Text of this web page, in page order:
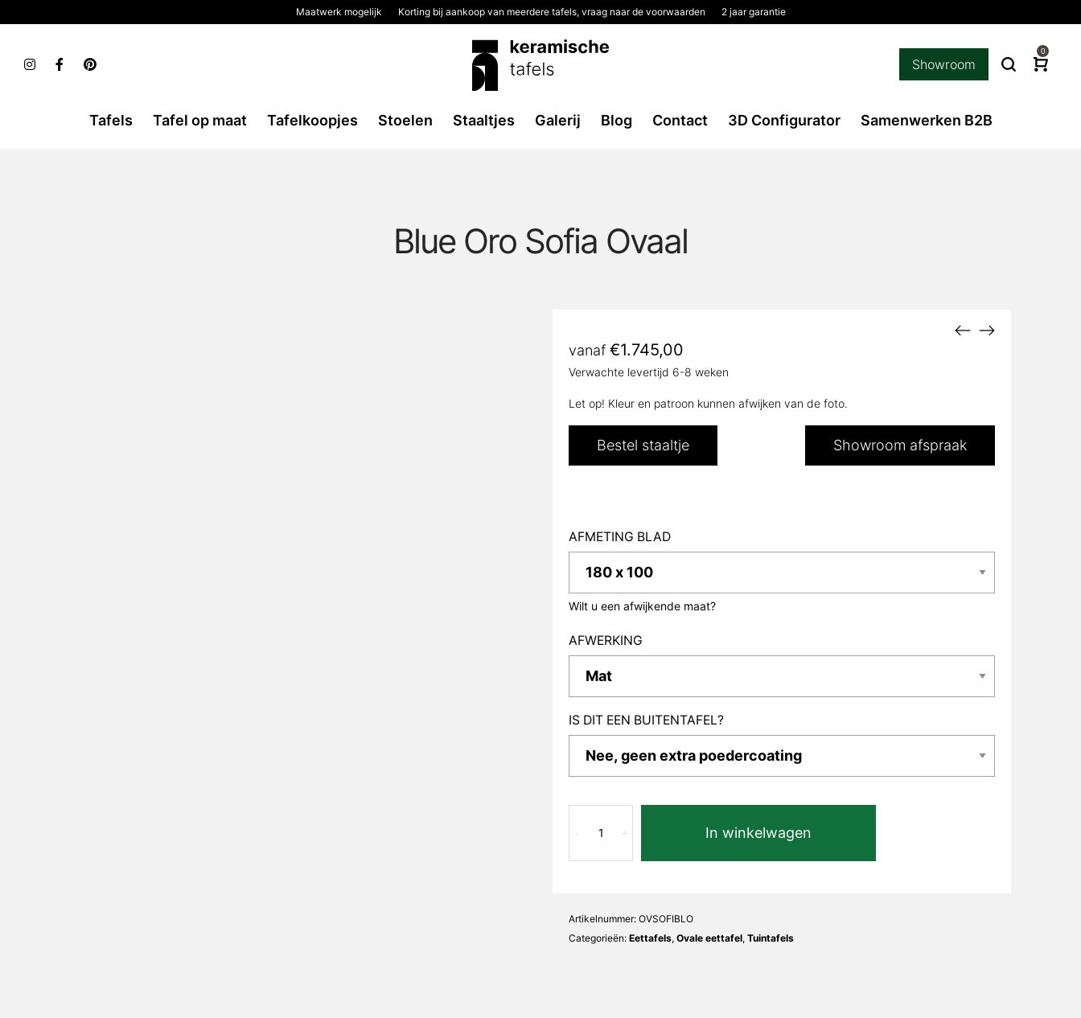
Maatwerk mogelijk Korting bij aankoop van meerdere tafels, vraag naar de voorwaarden 2 jaar garantie
Showroom
0
Tafels Tafel op maat Tafelkoopjes Stoelen Staaltjes Galerij Blog Contact 3D Configurator Samenwerken B2B
Blue Oro Sofia Ovaal
vanaf €1.745,00
Verwachte levertijd 6-8 weken
Let op! Kleur en patroon kunnen afwijken van de foto.
Bestel staaltje Showroom afspraak
AFMETING BLAD
Wilt u een afwijkende maat?
AFWERKING
IS DIT EEN BUITENTAFEL?
Oro
+
- In winkelwagen
Artikelnummer: OVSOFIBLO
Categorieën: Eettafels, Ovale eettafel, Tuintafels